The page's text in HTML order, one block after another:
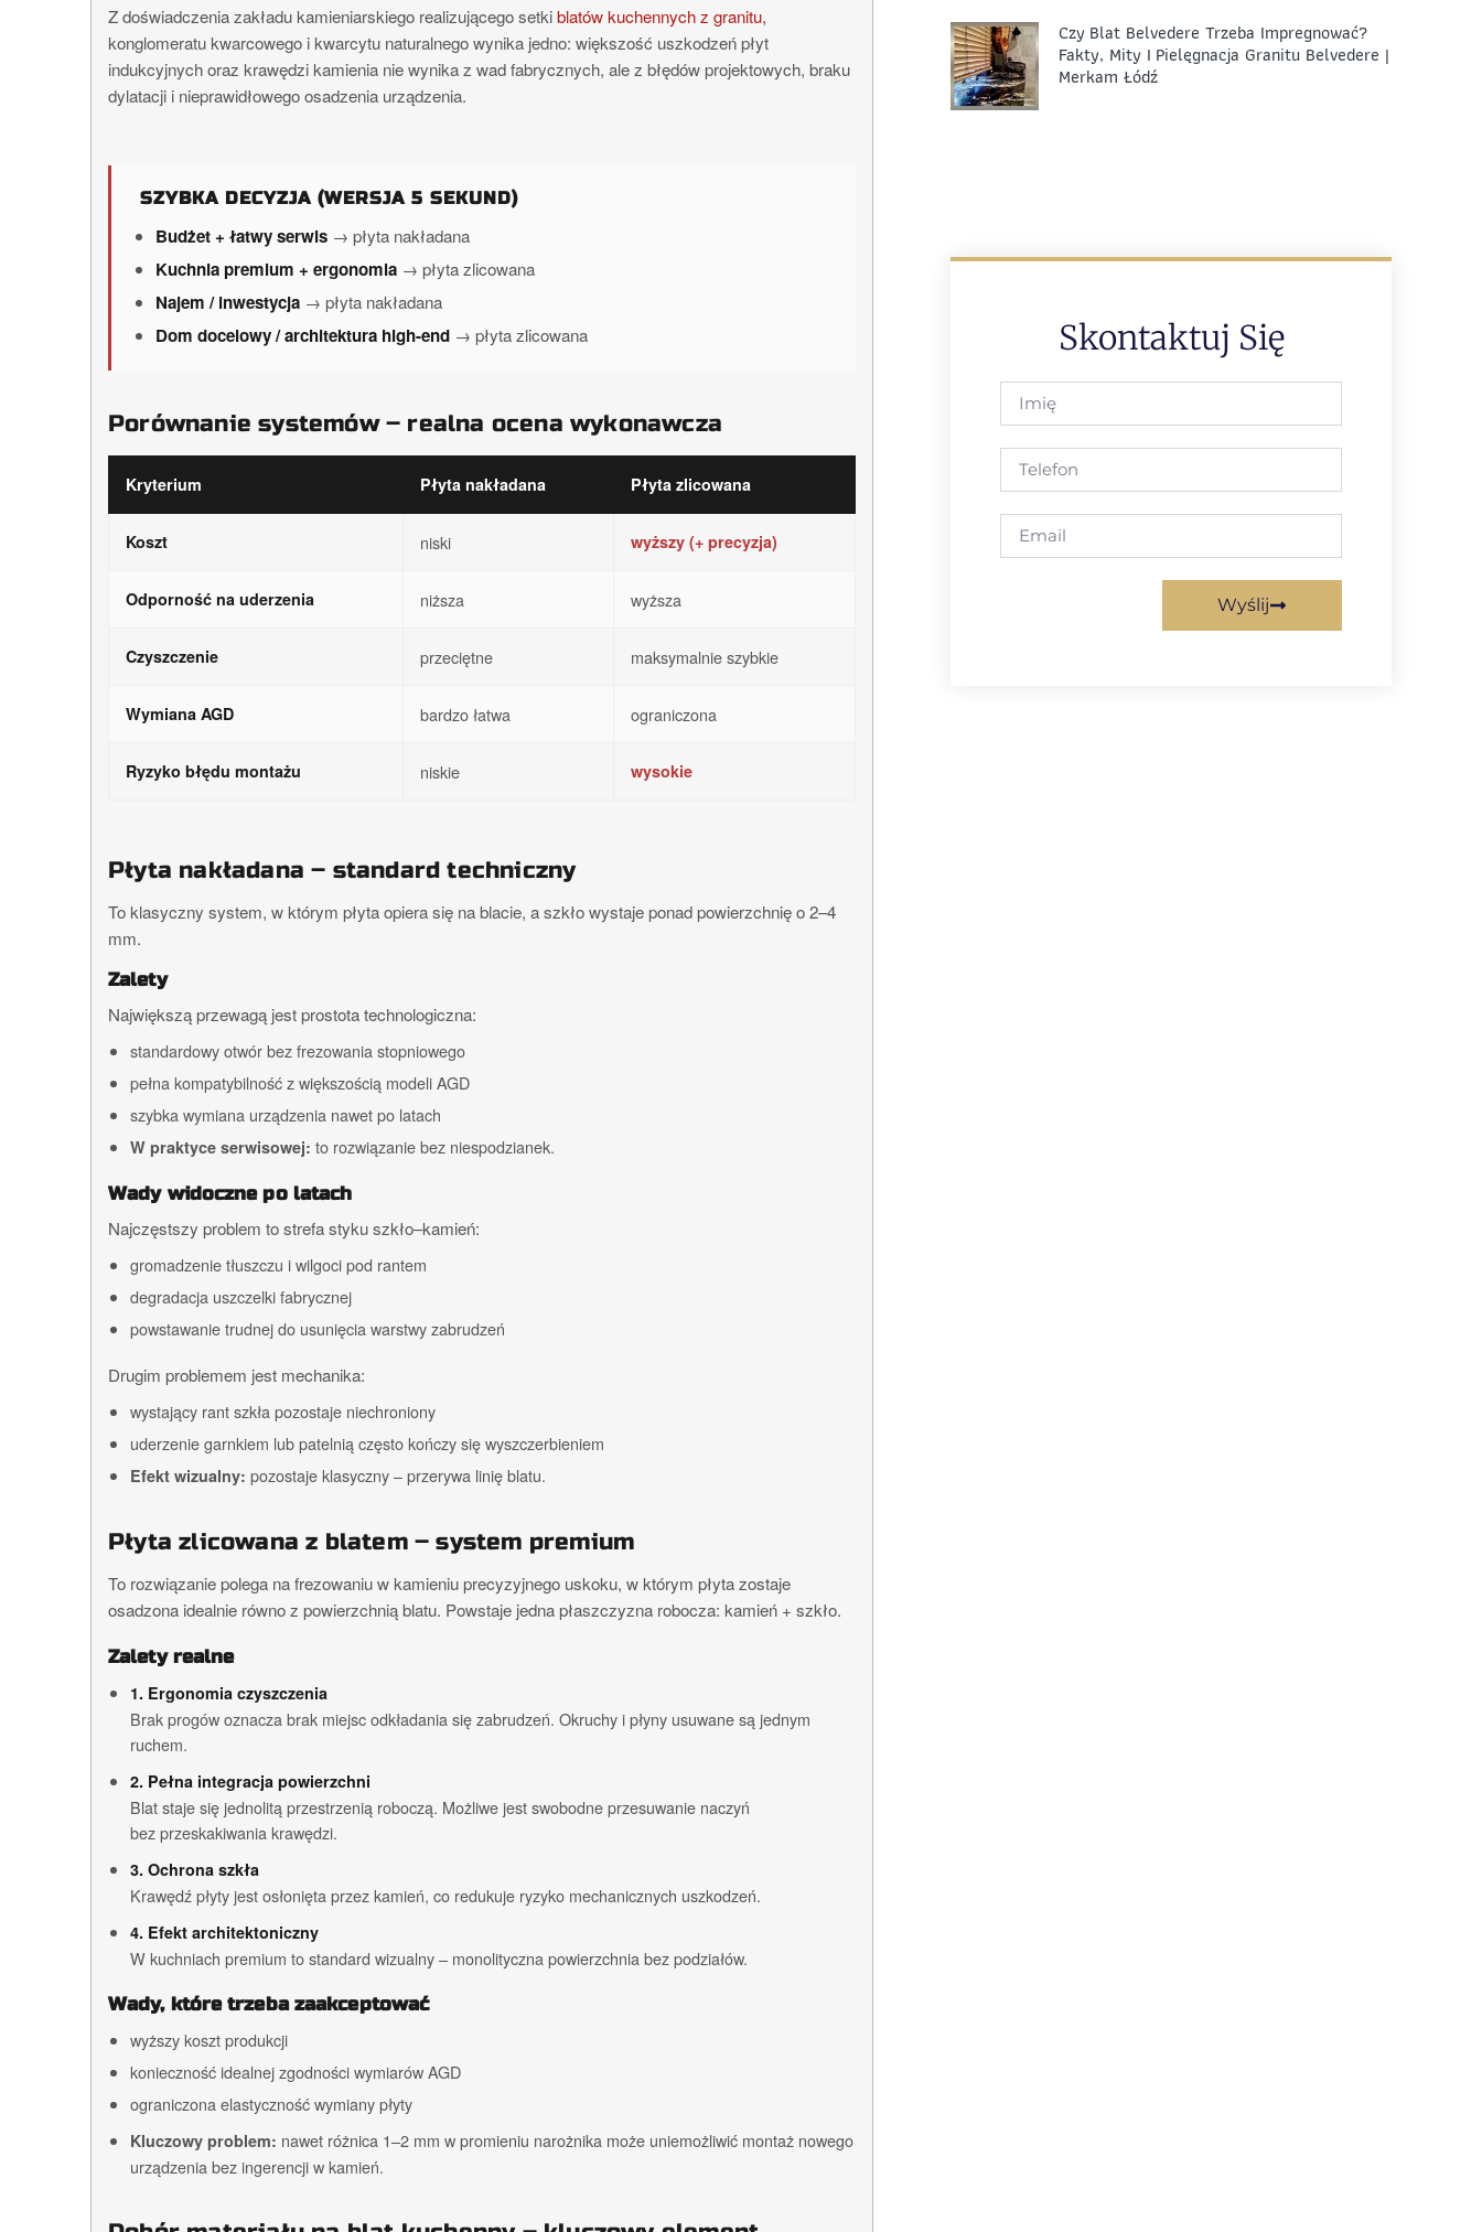
Z doświadczenia zakładu kamieniarskiego realizującego setkiblatów kuchennych z granitu,
konglomeratu kwarcowego i kwarcytu naturalnego wynika jedno: większość uszkodzeń płyt
indukcyjnych oraz krawędzi kamienia nie wynika z wad fabrycznych, ale z błędów projektowych, braku
dylatacji i nieprawidłowego osadzenia urządzenia.
SZYBKA DECYZJA (WERSJA 5 SEKUND)
Budżet + łatwy serwis → płyta nakładana
Kuchnia premium + ergonomia → płyta zlicowana
Najem / inwestycja → płyta nakładana
Dom docelowy / architektura high-end → płyta zlicowana
Porównanie systemów – realna ocena wykonawcza
Kryterium Płyta nakładana Płyta zlicowana
Koszt niski wyższy (+ precyzja)
Odporność na uderzenia niższa wyższa
Czyszczenie przeciętne maksymalnie szybkie
Wymiana AGD bardzo łatwa ograniczona
Ryzyko błędu montażu niskie wysokie
Płyta nakładana – standard techniczny
To klasyczny system, w którym płyta opiera się na blacie, a szkło wystaje ponad powierzchnię o 2–4
mm.
Zalety
Największą przewagą jest prostota technologiczna:
standardowy otwór bez frezowania stopniowego
pełna kompatybilność z większością modeli AGD
szybka wymiana urządzenia nawet po latach
W praktyce serwisowej: to rozwiązanie bez niespodzianek.
Wady widoczne po latach
Najczęstszy problem to strefa styku szkło–kamień:
gromadzenie tłuszczu i wilgoci pod rantem
degradacja uszczelki fabrycznej
powstawanie trudnej do usunięcia warstwy zabrudzeń
Drugim problemem jest mechanika:
wystający rant szkła pozostaje niechroniony
uderzenie garnkiem lub patelnią często kończy się wyszczerbieniem
Efekt wizualny: pozostaje klasyczny – przerywa linię blatu.
Płyta zlicowana z blatem – system premium
To rozwiązanie polega na frezowaniu w kamieniu precyzyjnego uskoku, w którym płyta zostaje
osadzona idealnie równo z powierzchnią blatu. Powstaje jedna płaszczyzna robocza: kamień + szkło.
Zalety realne
1. Ergonomia czyszczenia
Brak progów oznacza brak miejsc odkładania się zabrudzeń. Okruchy i płyny usuwane są jednym
ruchem.
2. Pełna integracja powierzchni
Blat staje się jednolitą przestrzenią roboczą. Możliwe jest swobodne przesuwanie naczyń
bez przeskakiwania krawędzi.
3. Ochrona szkła
Krawędź płyty jest osłonięta przez kamień, co redukuje ryzyko mechanicznych uszkodzeń.
4. Efekt architektoniczny
W kuchniach premium to standard wizualny – monolityczna powierzchnia bez podziałów.
Wady, które trzeba zaakceptować
wyższy koszt produkcji
konieczność idealnej zgodności wymiarów AGD
ograniczona elastyczność wymiany płyty
Kluczowy problem: nawet różnica 1–2 mm w promieniu narożnika może uniemożliwić montaż nowego
urządzenia bez ingerencji w kamień.
Czy Blat Belvedere Trzeba Impregnować?
Fakty, Mity I Pielęgnacja Granitu Belvedere |
Merkam Łódź
Skontaktuj Się
Wyślij